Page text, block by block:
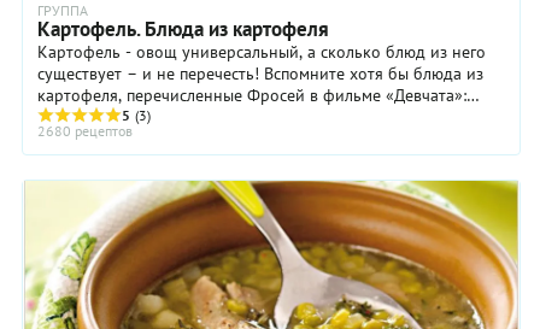
ГРУППА
Картофель. Блюда из картофеля
Картофель - овощ универсальный, а сколько блюд из него
существует – и не перечесть! Вспомните хотя бы блюда из
картофеля, перечисленные Фросей в фильме «Девчата»:
картошка жареная, отварная, пюре, ...
5 (3)
2680 рецептов